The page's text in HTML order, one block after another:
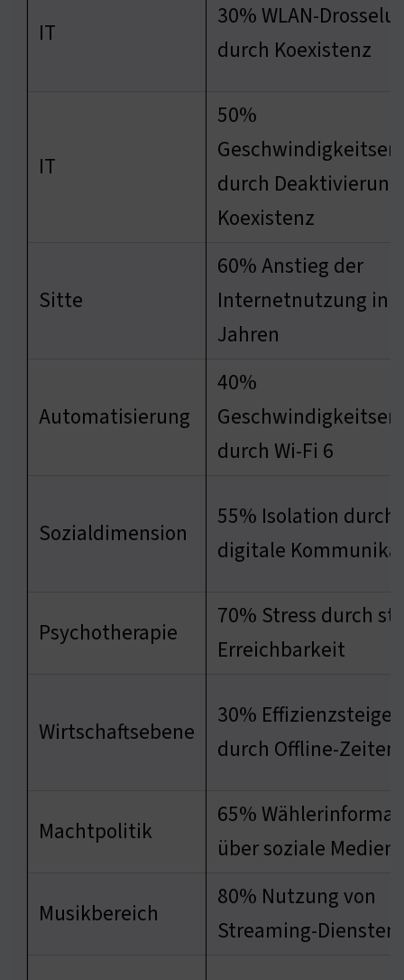
IT
30% WLAN-
durch Koexistenz
IT
50%
durch
Koexistenz
Sitte
60% Anstieg der
Internetnutzung in
Jahren
Automatisierung
40%
durch Wi-Fi 6
Sozialdimension
55% Isolation durch
digitale
Psychotherapie
70% Stress durch
Erreichbarkeit
Wirtschaftsebene
30%
durch Offline-Zeiten
Machtpolitik
65%
über soziale Medien
Musikbereich
80% Nutzung von
Streaming-Diensten